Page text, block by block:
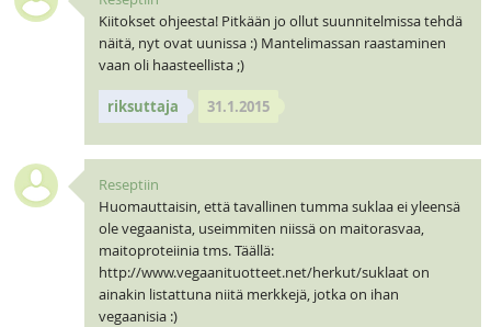
Kiitokset ohjeesta! Pitkään jo ollut suunnitelmissa tehdä
näitä, nyt ovat uunissa :) Mantelimassan raastaminen
vaan oli haasteellista ;)
riksuttaja 31.1.2015
Reseptiin
Huomauttaisin, että tavallinen tumma suklaa ei yleensä
ole vegaanista, useimmiten niissä on maitorasvaa,
maitoproteiinia tms. Täällä:
http://www.vegaanituotteet.net/herkut/suklaat on
ainakin listattuna niitä merkkejä, jotka on ihan
vegaanisia :)